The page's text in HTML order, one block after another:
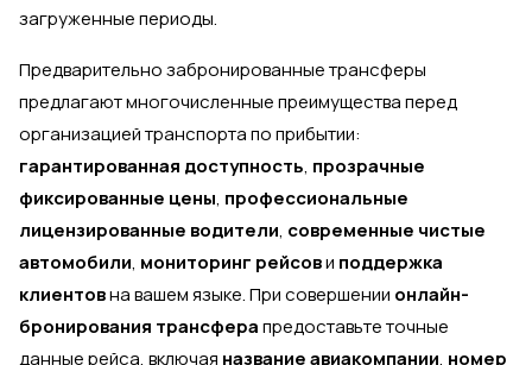
загруженные периоды.
Предварительно забронированные трансферы
предлагают многочисленные преимущества перед
организацией транспорта по прибытии:
гарантированная доступность, прозрачные
фиксированные цены, профессиональные
лицензированные водители, современные чистые
автомобили, мониторинг рейсови поддержка
клиентовна вашем языке. При совершении онлайн-
бронирования трансферапредоставьте точные
данные рейса, включая название авиакомпании, номер